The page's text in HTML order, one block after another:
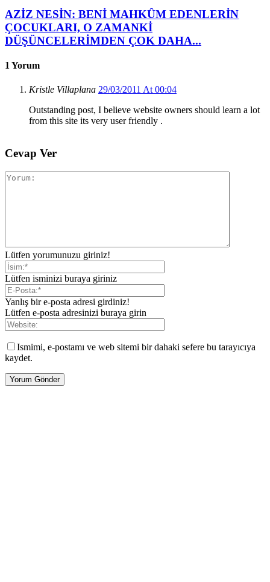
AZİZ NESİN: BENİ MAHKÛM EDENLERİN
ÇOCUKLARI, O ZAMANKİ
DÜŞÜNCELERİMDEN ÇOK DAHA...
1 Yorum
Kristle Villaplana 29/03/2011 At 00:04
Outstanding post, I believe website owners should learn a lot
from this site its very user friendly .
Cevap Ver
Lütfen yorumunuzu giriniz!
Lütfen isminizi buraya giriniz
Yanlış bir e-posta adresi girdiniz!
Lütfen e-posta adresinizi buraya girin
Ismimi, e-postamı ve web sitemi bir dahaki sefere bu tarayıcıya
kaydet.